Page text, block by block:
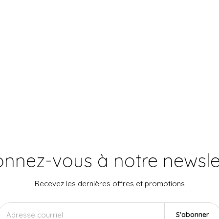
vous à notre
Recevez les dernières offres et promotions
S'abonner